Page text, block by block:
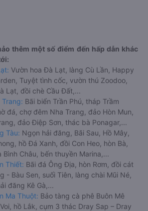
thêm một số điểm đến hấp dẫn khác
Vườn hoa Đà Lạt, làng Cù Lần, Happy
Tuyệt tình cốc, vườn thú Zoodoo,
Lạt, đồi chè Cầu Đất,...
Trang: Bãi biển Trần Phú, tháp Trầm
đá, chợ đêm Nha Trang, đảo Hòn Mun,
đảo Điệp Sơn, thác bà Ponagar,...
Tàu: Ngọn hải đăng, Bãi Sau, Hồ Mây,
hồ Đá Xanh, đồi Con Heo, hòn Bà,
Châu, bến thuyền Marina,...
Thiết: Bãi đá Ông Địa, hòn Rơm, đồi cát
- Bàu Sen, suối Tiên, làng chài Mũi Né,
đăng Kê Gà,...
Ma Thuột: Bảo tàng cà phê Buôn Mê
hồ Lắk, cụm 3 thác Dray Sap – Dray